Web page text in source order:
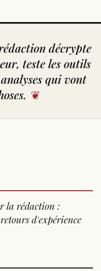
décrypte
teste les outils
qui vont
la rédaction :
d'expérience